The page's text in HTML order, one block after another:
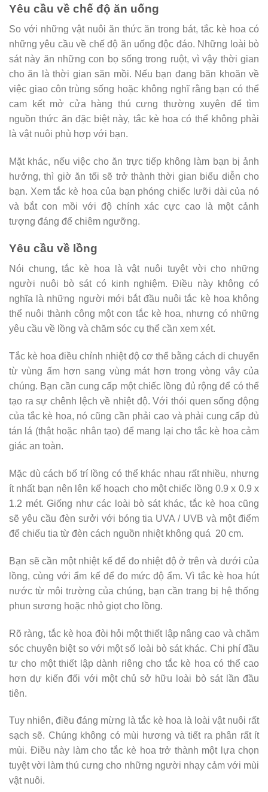
Yêu cầu về chế độ ăn uống
So với những vật nuôi ăn thức ăn trong bát, tắc kè hoa có
những yêu cầu về chế độ ăn uống độc đáo. Những loài bò
sát này ăn những con bọ sống trong ruột, vì vậy thời gian
cho ăn là thời gian săn mồi. Nếu bạn đang băn khoăn về
việc giao côn trùng sống hoặc không nghĩ rằng bạn có thể
cam kết mở cửa hàng thú cưng thường xuyên để tìm
nguồn thức ăn đặc biệt này, tắc kè hoa có thể không phải
là vật nuôi phù hợp với bạn.
Mặt khác, nếu việc cho ăn trực tiếp không làm bạn bị ảnh
hưởng, thì giờ ăn tối sẽ trở thành thời gian biểu diễn cho
bạn. Xem tắc kè hoa của bạn phóng chiếc lưỡi dài của nó
và bắt con mồi với độ chính xác cực cao là một cảnh
tượng đáng để chiêm ngưỡng.
Yêu cầu về lồng
Nói chung, tắc kè hoa là vật nuôi tuyệt vời cho những
người nuôi bò sát có kinh nghiệm. Điều này không có
nghĩa là những người mới bắt đầu nuôi tắc kè hoa không
thể nuôi thành công một con tắc kè hoa, nhưng có những
yêu cầu về lồng và chăm sóc cụ thể cần xem xét.
Tắc kè hoa điều chỉnh nhiệt độ cơ thể bằng cách di chuyển
từ vùng ấm hơn sang vùng mát hơn trong vòng vây của
chúng. Bạn cần cung cấp một chiếc lồng đủ rộng để có thể
tạo ra sự chênh lệch về nhiệt độ. Với thói quen sống động
của tắc kè hoa, nó cũng cần phải cao và phải cung cấp đủ
tán lá (thật hoặc nhân tạo) để mang lại cho tắc kè hoa cảm
giác an toàn.
Mặc dù cách bố trí lồng có thể khác nhau rất nhiều, nhưng
ít nhất bạn nên lên kế hoạch cho một chiếc lồng 0.9 x 0.9 x
1.2 mét. Giống như các loài bò sát khác, tắc kè hoa cũng
sẽ yêu cầu đèn sưởi với bóng tia UVA / UVB và một điểm
để chiếu tia từ đèn cách nguồn nhiệt không quá 20 cm.
Bạn sẽ cần một nhiệt kế để đo nhiệt độ ở trên và dưới của
lồng, cùng với ẩm kế để đo mức độ ẩm. Vì tắc kè hoa hút
nước từ môi trường của chúng, bạn cần trang bị hệ thống
phun sương hoặc nhỏ giọt cho lồng.
Rõ ràng, tắc kè hoa đòi hỏi một thiết lập nâng cao và chăm
sóc chuyên biệt so với một số loài bò sát khác. Chi phí đầu
tư cho một thiết lập dành riêng cho tắc kè hoa có thể cao
hơn dự kiến ​​đối với một chủ sở hữu loài bò sát lần đầu
tiên.
Tuy nhiên, điều đáng mừng là tắc kè hoa là loài vật nuôi rất
sạch sẽ. Chúng không có mùi hương và tiết ra phân rất ít
mùi. Điều này làm cho tắc kè hoa trở thành một lựa chọn
tuyệt vời làm thú cưng cho những người nhạy cảm với mùi
vật nuôi.